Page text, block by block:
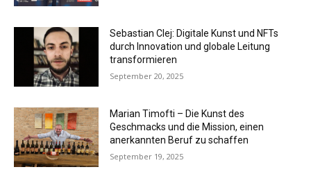
Sebastian Clej: Digitale Kunst und NFTs
durch Innovation und globale Leitung
transformieren
September 20, 2025
Marian Timofti – Die Kunst des
Geschmacks und die Mission, einen
anerkannten Beruf zu schaffen
September 19, 2025